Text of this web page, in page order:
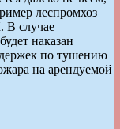
леспромхоз
В случае
наказан
по тушению
на арендуемой